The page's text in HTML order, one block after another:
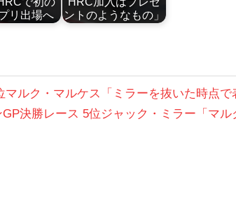
リ出場へ
ントのようなもの」
ルク・マルケス「ミラーを抜いた時点で
決勝レース 5位ジャック・ミラー「マル